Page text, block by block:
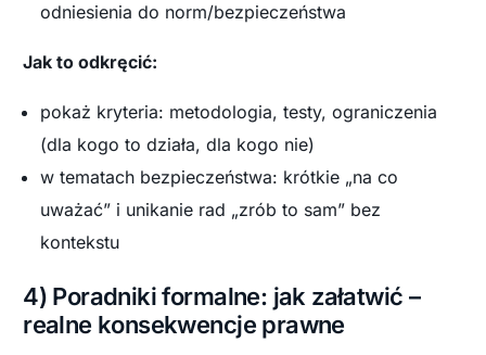
odniesienia do norm/bezpieczeństwa
Jak to odkręcić:
pokaż kryteria: metodologia, testy, ograniczenia
(dla kogo to działa, dla kogo nie)
w tematach bezpieczeństwa: krótkie „na co
uważać” i unikanie rad „zrób to sam” bez
kontekstu
4) Poradniki formalne: jak załatwić –
realne konsekwencje prawne